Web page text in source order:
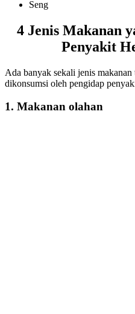
Seng
4 Jenis Makanan
Penyakit
Ada banyak sekali jenis
dikonsumsi oleh pengidap
1. Makanan olahan